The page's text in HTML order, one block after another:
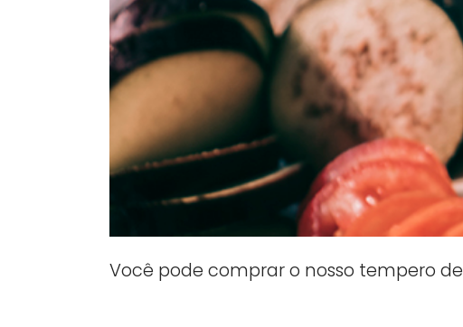
Você pode comprar o nosso tempero de